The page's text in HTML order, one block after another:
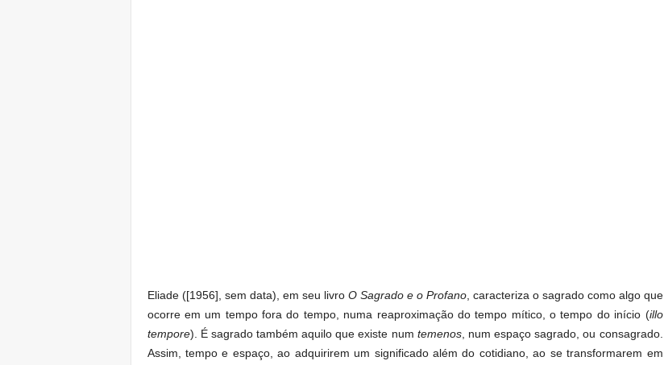
Eliade ([1956], sem data), em seu livro O Sagrado e o Profano, caracteriza o sagrado como algo que
ocorre em um tempo fora do tempo, numa reaproximação do tempo mítico, o tempo do início (illo
tempore). É sagrado também aquilo que existe num temenos, num espaço sagrado, ou consagrado.
Assim, tempo e espaço, ao adquirirem um significado além do cotidiano, ao se transformarem em